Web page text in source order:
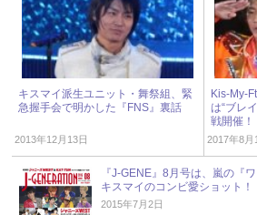
キスマイ派生ユニット・舞祭組、緊
急握手会で明かした『FNS』裏話
2013年12月13日
Kis-My-
は“ブレ
戦開催
ズアイド
2017年8月
『J-GENE』8月号は、嵐の『
キスマイのコンビ愛ショット！
2015年7月2日